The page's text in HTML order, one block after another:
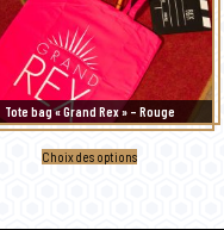
Tote bag « Grand Rex » – Rouge
Choix des optionsproduit